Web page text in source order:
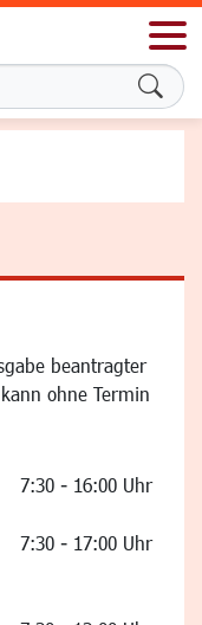
beantragter
ohne Termin
7:30 - 16:00 Uhr
7:30 - 17:00 Uhr